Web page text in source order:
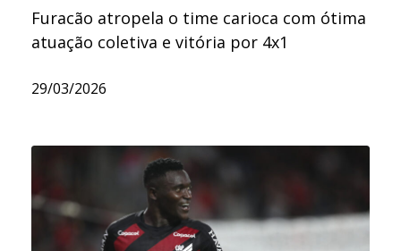
Furacão atropela o time carioca com ótima
atuação coletiva e vitória por 4x1
29/03/2026